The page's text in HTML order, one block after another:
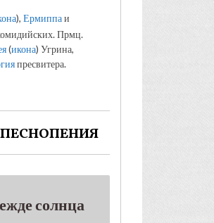
), Ермиппаи
Прмц.
(икона) Угрина,
пресвитера.
солнца